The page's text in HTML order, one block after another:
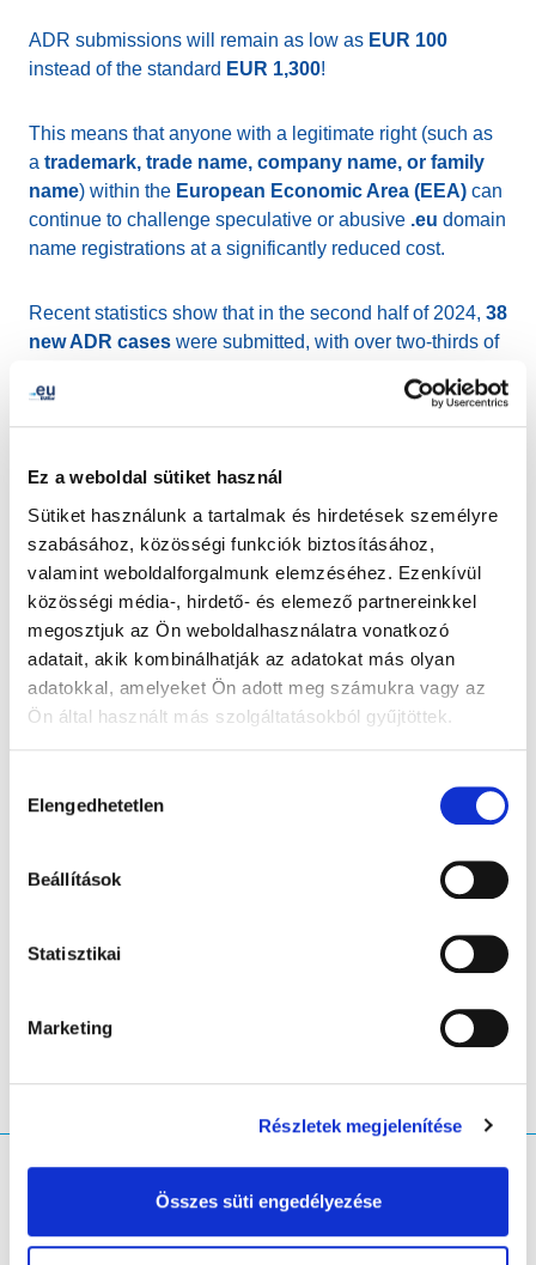
Ez a weboldal sütiket használ
Sütiket használunk a tartalmak és hirdetések személyre
szabásához, közösségi funkciók biztosításához,
valamint weboldalforgalmunk elemzéséhez. Ezenkívül
közösségi média-, hirdető- és elemező partnereinkkel
megosztjuk az Ön weboldalhasználatra vonatkozó
adatait, akik kombinálhatják az adatokat más olyan
adatokkal, amelyeket Ön adott meg számukra vagy az
Ön által használt más szolgáltatásokból gyűjtöttek.
kiválasztása
Elengedhetetlen
Beállítások
Statisztikai
Marketing
Részletek megjelenítése
Összes süti engedélyezése
ADR submissions will remain as low as EUR 100
instead of the standard EUR 1,300!
This means that anyone with a legitimate right (such as
a trademark, trade name, company name, or family
name) within the European Economic Area (EEA) can
continue to challenge speculative or abusive .eu domain
name registrations at a significantly reduced cost.
Recent statistics show that in the second half of 2024, 38
new ADR cases were submitted, with over two-thirds of
complainant.
✅Czech Arbitration Court
WIPO Arbitration and Mediation Center
For a full breakdown of fees, please visit the dedicated
pages of both arbitration centers. More details on the .eu
rights holders and ensuring fair domain name practices.
Mit keres?